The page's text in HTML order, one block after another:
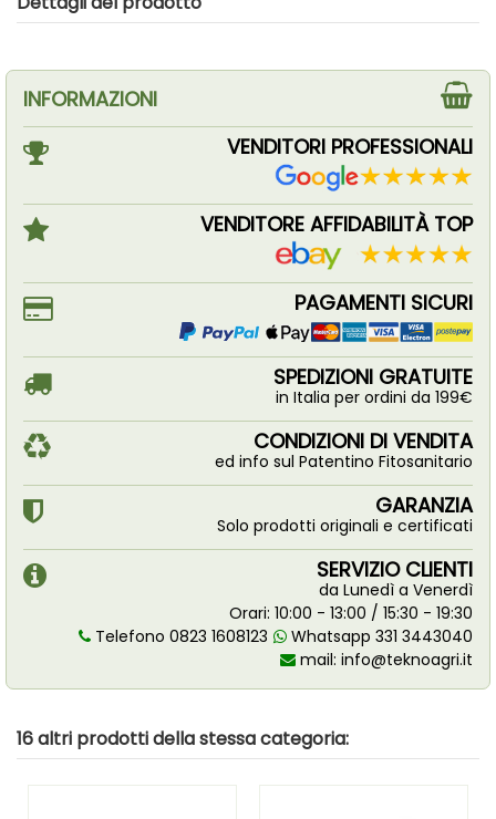
INFORMAZIONI
VENDITORI PROFESSIONALI
VENDITORE AFFIDABILITÀ TOP
PAGAMENTI SICURI
SPEDIZIONI GRATUITE
in Italia per ordini da 199€
CONDIZIONI DI VENDITA
ed info sul Patentino Fitosanitario
GARANZIA
Solo prodotti originali e certificati
SERVIZIO CLIENTI
da Lunedì a Venerdì
Orari: 10:00 - 13:00 / 15:30 - 19:30
Telefono 0823 1608123
Whatsapp 331 3443040
mail: info@teknoagri.it
16 altri prodotti della stessa categoria: